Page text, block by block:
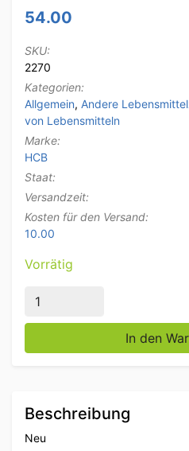
54.00
SKU:
2270
Kategorien:
Allgemein, Andere
von Lebensmitteln
Marke:
HCB
Staat:
Versandzeit:
Kosten für den Versand:
10.00
Vorrätig
Pizzaschneider
In den
Beschreibung
Neu